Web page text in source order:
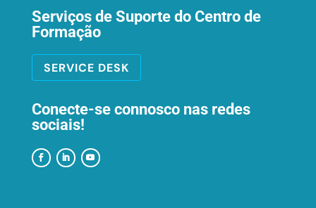
Serviços de Suporte do Centro de
Formação
SERVICE DESK
Conecte-se connosco nas redes
sociais!